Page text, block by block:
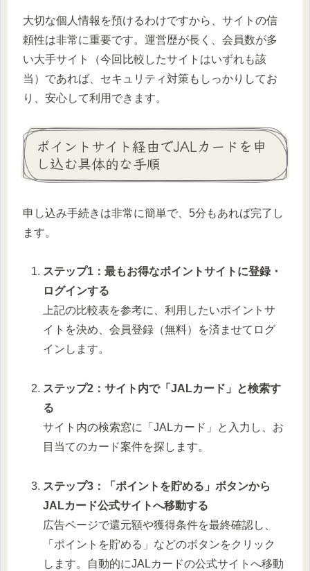
大切な個人情報を預けるわけですから、サイトの信
頼性は非常に重要です。運営歴が長く、会員数が多
い大手サイト（今回比較したサイトはいずれも該
当）であれば、セキュリティ対策もしっかりしてお
り、安心して利用できます。
ポイントサイト経由でJALカードを申
し込む具体的な手順
申し込み手続きは非常に簡単で、5分もあれば完了し
ます。
ステップ1：最もお得なポイントサイトに登録・
ログインする
上記の比較表を参考に、利用したいポイントサ
イトを決め、会員登録（無料）を済ませてログ
インします。
ステップ2：サイト内で「JALカード」と検索す
る
サイト内の検索窓に「JALカード」と入力し、お
目当てのカード案件を探します。
ステップ3：「ポイントを貯める」ボタンから
JALカード公式サイトへ移動する
広告ページで還元額や獲得条件を最終確認し、
「ポイントを貯める」などのボタンをクリック
します。自動的にJALカードの公式サイトへ移動